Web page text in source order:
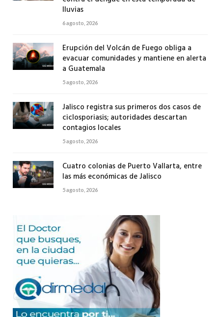
lluvias
6 agosto, 2026
Erupción del Volcán de Fuego obliga a
evacuar comunidades y mantiene en alerta
a Guatemala
5 agosto, 2026
Jalisco registra sus primeros dos casos de
ciclosporiasis; autoridades descartan
contagios locales
5 agosto, 2026
Cuatro colonias de Puerto Vallarta, entre
las más económicas de Jalisco
5 agosto, 2026